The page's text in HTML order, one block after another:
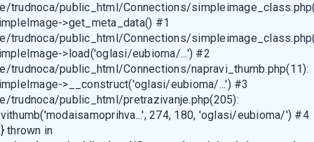
trudnoca/public_html/Connections/
>get_meta_data() #1
trudnoca/public_html/Connections/
>load('oglasi/eubioma/...') #2
trudnoca/public_html/Connections/napravi_thumb.php(11):
>__construct('oglasi/eubioma/...') #3
trudnoca/public_html/pretrazivanje.php(205):
274, 180, 'oglasi/eubioma/') #4
thrown in